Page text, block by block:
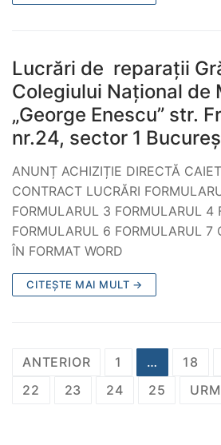
Lucrări de reparații
Colegiului Național de
„George Enescu” str.
nr.24, sector 1
ANUNȚ ACHIZIȚIE DIRECTĂ
CONTRACT LUCRĂRI
FORMULARUL 3 FORMULARUL 4
FORMULARUL 6 FORMULARUL 7
ÎN FORMAT WORD
CITEȘTE MAI MULT →
Navigare
în
ANTERIOR 1 … 18
22
23 24 25